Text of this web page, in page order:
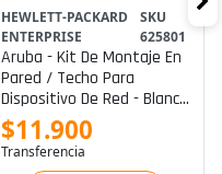
HEWLETT-PACKARD
ENTERPRISE
SKU
625801
Aruba - Kit De Montaje En
Pared / Techo Para
Dispositivo De Red - Blanco
- Para Aruba Ap-214, 215,
224, 225, 228, 314, 315,
324, 325, 334, 335
$11.900
Transferencia